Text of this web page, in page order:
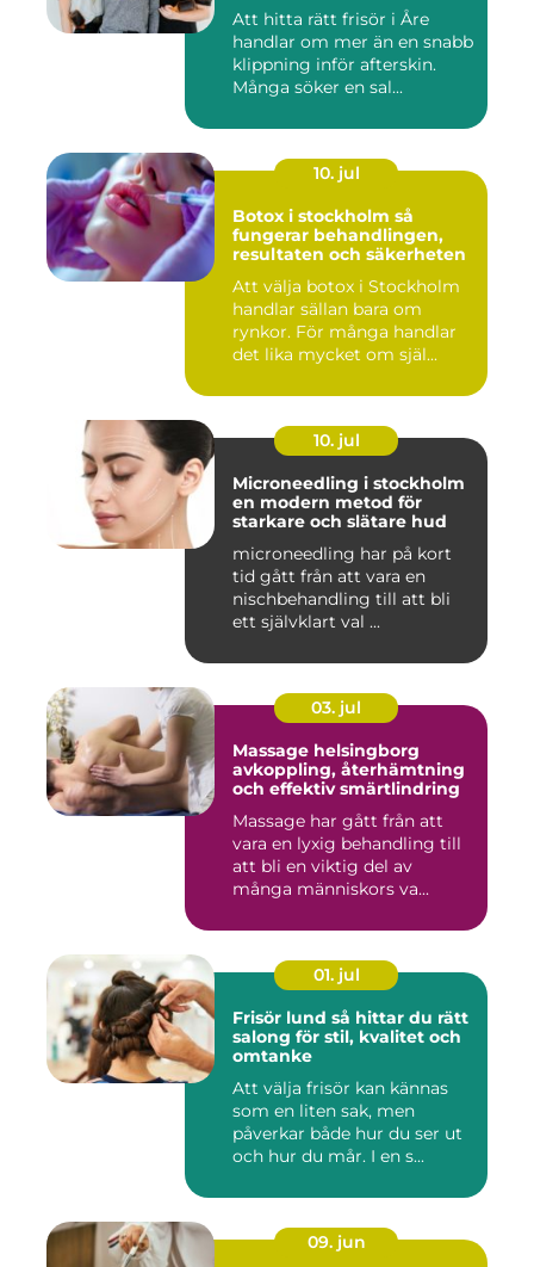
Att hitta rätt frisör i Åre
handlar om mer än en snabb
klippning inför afterskin.
Många söker en sal...
10. jul
Botox i stockholm så
fungerar behandlingen,
resultaten och säkerheten
Att välja botox i Stockholm
handlar sällan bara om
rynkor. För många handlar
det lika mycket om själ...
10. jul
Microneedling i stockholm
en modern metod för
starkare och slätare hud
microneedling har på kort
tid gått från att vara en
nischbehandling till att bli
ett självklart val ...
03. jul
Massage helsingborg
avkoppling, återhämtning
och effektiv smärtlindring
Massage har gått från att
vara en lyxig behandling till
att bli en viktig del av
många människors va...
01. jul
Frisör lund så hittar du rätt
salong för stil, kvalitet och
omtanke
Att välja frisör kan kännas
som en liten sak, men
påverkar både hur du ser ut
och hur du mår. I en s...
09. jun